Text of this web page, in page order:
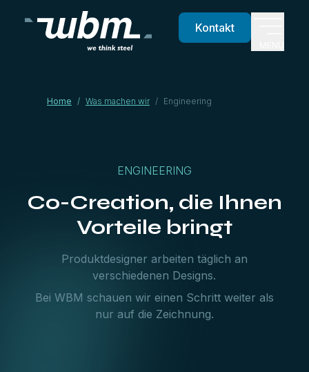
Kontakt
Home / Was machen wir / Engineering
ENGINEERING
Co-Creation, die Ihnen
Vorteile bringt
Produktdesigner arbeiten täglich an
verschiedenen Designs.
Bei WBM schauen wir einen Schritt weiter als
nur auf die Zeichnung.